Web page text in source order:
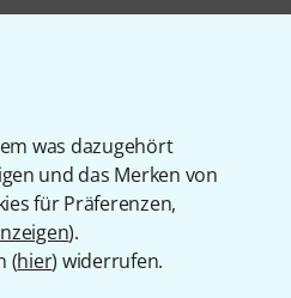
was dazugehört
und das Merken von
für Präferenzen,
).
(hier) widerrufen.
Hz-200
Thon Truss